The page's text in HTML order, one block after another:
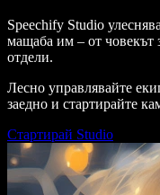
Speechify Studio
мащаба им – от човекът
отдели.
Лесно управлявайте
заедно и стартирайте
Стартирай Studio